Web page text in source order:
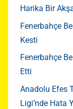
Harika Bir
Fenerbahçe
Kesti
Fenerbahçe
Etti
Anadolu Efes
Ligi’nde Hata